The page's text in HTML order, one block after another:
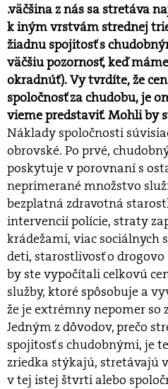
.väčšina z nás sa stretáva
k iným vrstvám strednej
žiadnu spojitosť s
väčšiu pozornosť, keď
okradnúť). Vy tvrdíte, že
spoločnosť za chudobu, je
vieme predstaviť. Mohli by
Náklady spoločnosti
obrovské. Po prvé,
poskytuje v porovnaní s
neprimerané množstvo
bezplatná zdravotná
intervencií polície, straty
krádežami, viac sociálnych
deti, starostlivosť o
by ste vypočítali celkovú
služby, ktoré spôsobuje a
že je extrémny nepomer so
Jedným z dôvodov, prečo
spojitosť s chudobnými, je
zriedka stýkajú, stretávajú
v tej istej štvrti alebo